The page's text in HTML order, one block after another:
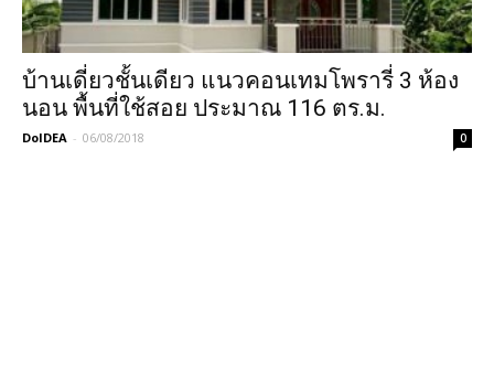
บ้านเดี่ยวชั้นเดียว แนวคอนเทมโพรารี่ 3 ห้อง
นอน พื้นที่ใช้สอย ประมาณ 116 ตร.ม.
DoIDEA - 06/08/2018 0